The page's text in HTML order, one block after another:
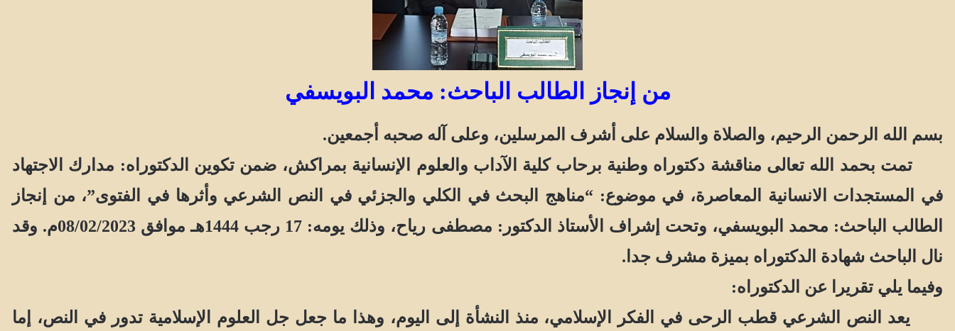
من إنجاز الطالب الباحث: محمد البويسفي
بسم الله الرحمن الرحيم، والصلاة والسلام على أشرف المرسلين، وعلى آله صحبه أجمعين.
تمت بحمد الله تعالى مناقشة دكتوراه وطنية برحاب كلية الآداب والعلوم الإنسانية بمراكش، ضمن تكوين الدكتوراه: مدارك الاجتهاد
في المستجدات الانسانية المعاصرة، في موضوع: “مناهج البحث في الكلي والجزئي في النص الشرعي وأثرها في الفتوى”، من إنجاز
الطالب الباحث: محمد البويسفي، وتحت إشراف الأستاذ الدكتور: مصطفى رياح، وذلك يومه: 17 رجب 1444هـ موافق 08/02/2023م. وقد
نال الباحث شهادة الدكتوراه بميزة مشرف جدا.
وفيما يلي تقريرا عن الدكتوراه:
يعد النص الشرعي قطب الرحى في الفكر الإسلامي، منذ النشأة إلى اليوم، وهذا ما جعل جل العلوم الإسلامية تدور في النص، إما